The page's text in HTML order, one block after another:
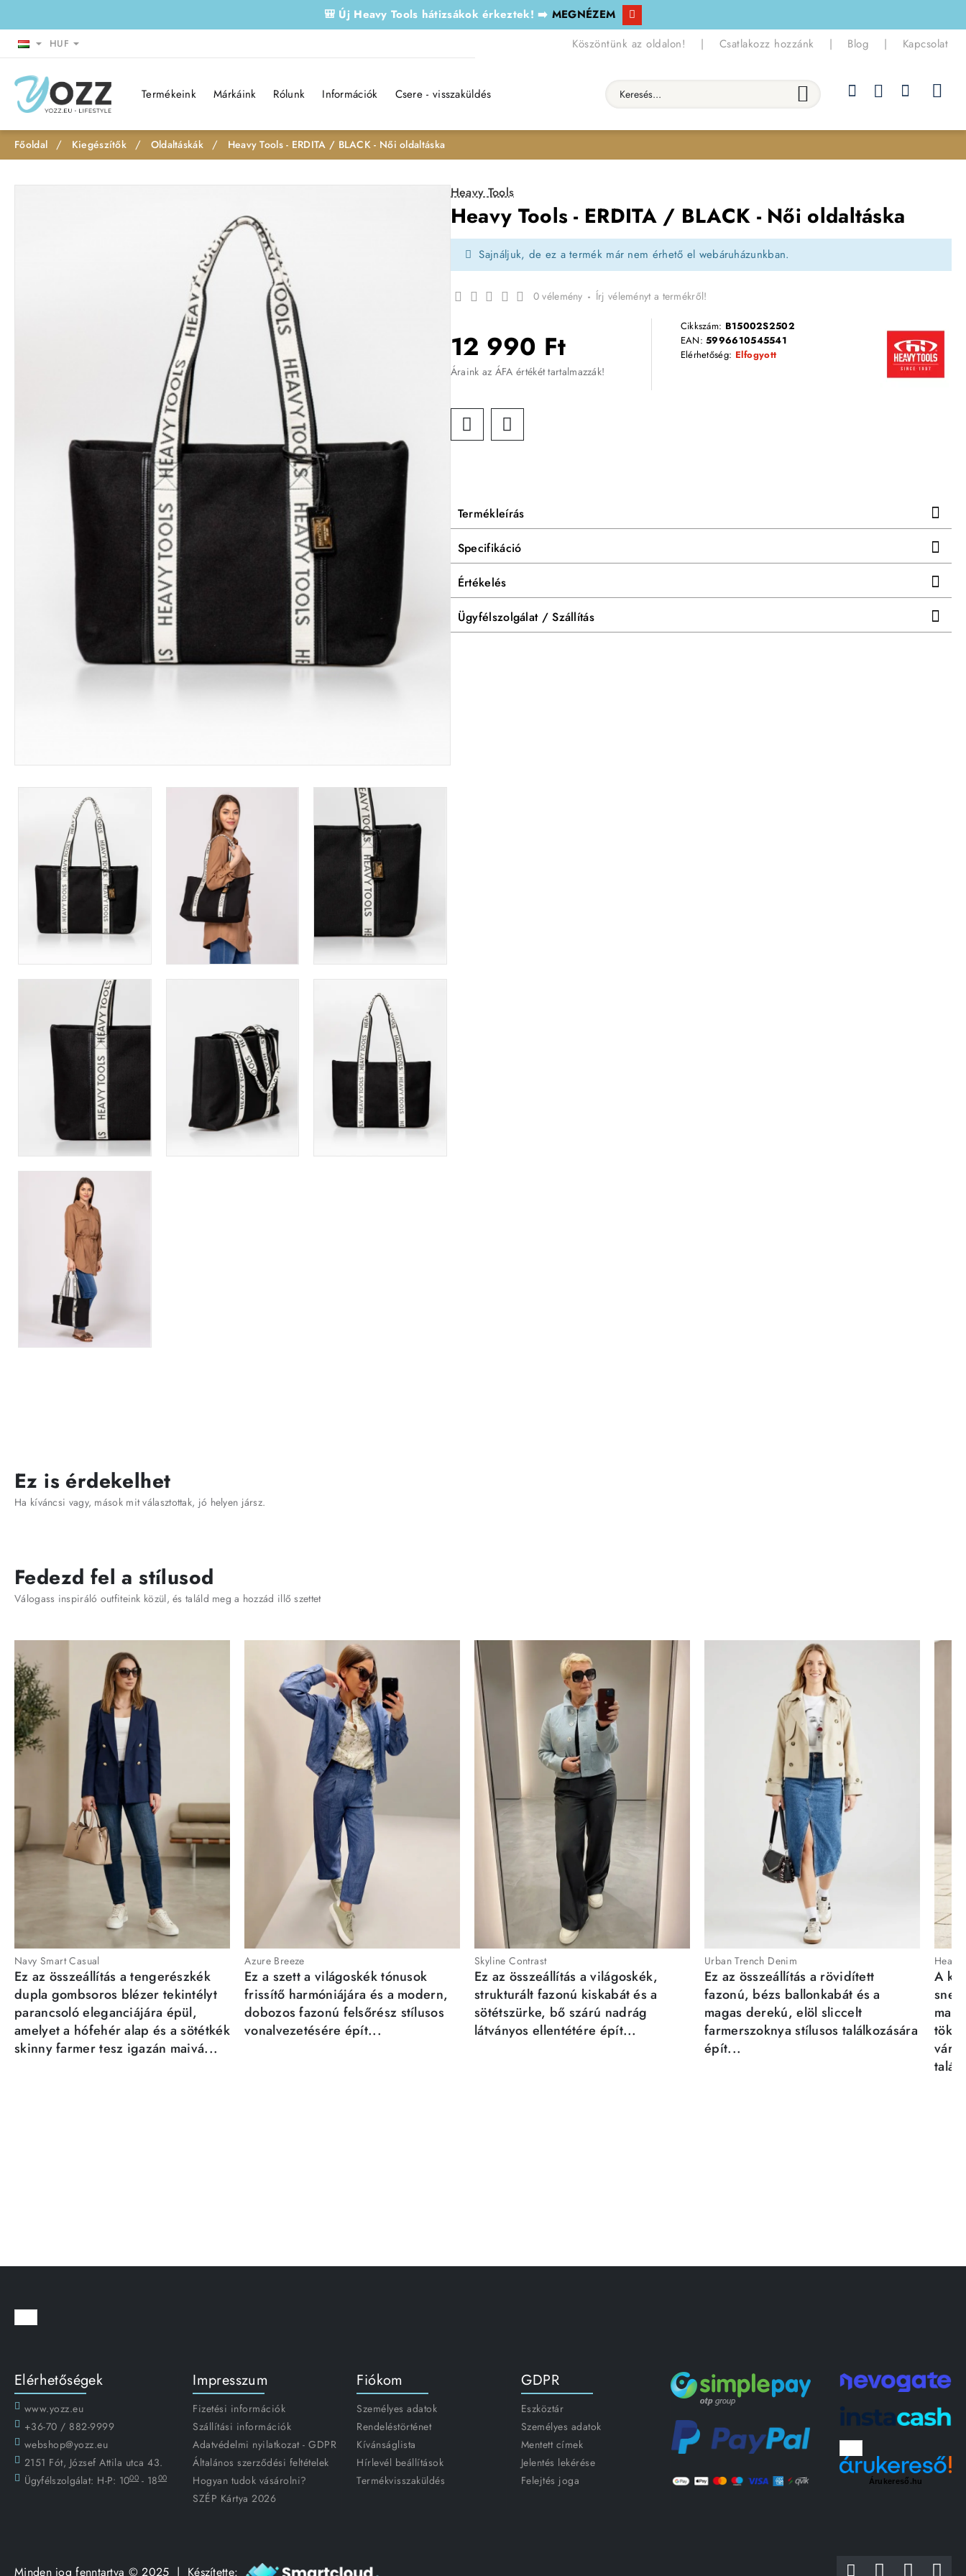
🎒 Új Heavy Tools hátizsákok érkeztek! ➡️ MEGNÉZEM
HUF Köszöntünk az oldalon! | Csatlakozz hozzánk | Blog | Kapcsolat
Termékeink Márkáink Rólunk Információk Csere - visszaküldés Keresés...
h
Kiegészítők Oldaltáskák Heavy Tools - ERDITA / BLACK - Női oldaltáska
Heavy Tools
Heavy Tools - ERDITA / BLACK - Női oldaltáska
Sajnáljuk, de ez a termék már nem érhető el webáruházunkban.
0 vélemény - Írj véleményt a termékről!
12 990 Ft
Áraink az ÁFA értékét tartalmazzák!
Cikkszám: B15002S2502
EAN:5996610545541
Elérhetőség: Elfogyott
Termékleírás
Specifikáció
Értékelés
Ügyfélszolgálat / Szállítás
Ez is érdekelhet
Ha kíváncsi vagy, mások mit választottak, jó helyen jársz.
Fedezd fel a stílusod
Válogass inspiráló outfiteink közül, és találd meg a hozzád illő szettet
Navy Smart Casual
Ez az összeállítás a tengerészkék
dupla gombsoros blézer tekintélyt
parancsoló eleganciájára épül,
amelyet a hófehér alap és a sötétkék
skinny farmer tesz igazán maivá...
Azure Breeze
Ez a szett a világoskék tónusok
frissítő harmóniájára és a modern,
dobozos fazonú felsőrész stílusos
vonalvezetésére épít...
Skyline Contrast
Ez az összeállítás a világoskék,
strukturált fazonú kiskabát és a
sötétszürke, bő szárú nadrág
látványos ellentétére épít...
Urban Trench Denim
Ez az összeállítás a rövidített
fazonú, bézs ballonkabát és a
magas derekú, elöl sliccelt
farmerszoknya stílusos találkozására
épít...
A
Elérhetőségek
www.yozz.eu
+36-70 / 882-9999
webshop@yozz.eu
2151 Fót, József Attila utca 43.
Ügyfélszolgálat: H-P: 1000 - 1800
Impresszum
Fizetési információk
Szállítási információk
Adatvédelmi nyilatkozat - GDPR
Általános szerződési feltételek
Hogyan tudok vásárolni?
SZÉP Kártya 2026
Fiókom
Személyes adatok
Rendeléstörténet
Kívánságlista
Hírlevél beállítások
Termékvisszaküldés
GDPR
Eszköztár
Személyes adatok
Mentett címek
Jelentés lekérése
Felejtés joga
Árukereső.hu
Minden jog fenntartva © 2025 | Készítette: